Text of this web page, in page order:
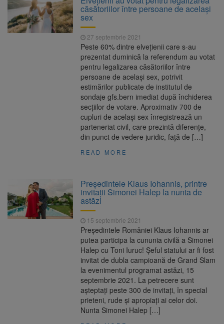
căsătoriilor între persoane de același
sex
27 septembrie 2021
Peste 60% dintre elvețienii care s-au
prezentat duminică la referendum au votat
pentru legalizarea căsătoriilor între
persoane de același sex, potrivit
estimărilor publicate de institutul de
sondaje gfs.bern imediat după închiderea
secțiilor de votare. Aproximativ 700 de
cupluri de acelaşi sex înregistrează un
parteneriat civil, care prezintă diferenţe,
din punct de vedere juridic, faţă de […]
READ MORE
Președintele Klaus Iohannis, printre
invitații Simonei Halep la nunta de
astăzi
15 septembrie 2021
Președintele României Klaus Iohannis ar
putea participa la cununia civilă a Simonei
Halep cu Toni Iuruc! Șeful statului ar fi fost
invitat de dubla campioană de Grand Slam
la evenimentul programat astăzi, 15
septembrie 2021. La petrecere sunt
aşteptaţi peste 300 de invitaţi, în special
prieteni, rude şi apropiaţi ai celor doi.
Nunta Simonei Halep […]